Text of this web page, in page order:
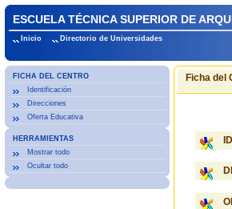
ESCUELA TÉCNICA SUPERIOR DE
Inicio Directorio de Universidades
FICHA DEL CENTRO
Identificación
Direcciones
Oferta Educativa
HERRAMIENTAS
Mostrar todo
Ocultar todo
Ficha del